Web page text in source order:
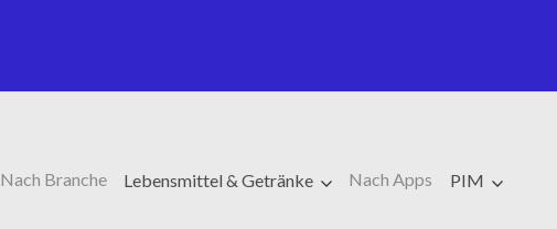
Nach Branche Lebensmittel & Getränke Nach Apps PIM